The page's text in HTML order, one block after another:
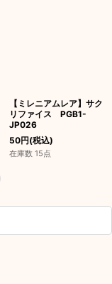
【ミレニアムレア】サク
リファイス PGB1-
JP026
50円(税込)
在庫数 15点